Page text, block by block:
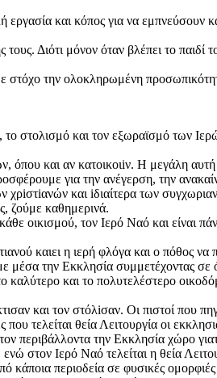
και κόπος για να εμπνεύσουν
Διότι μόνον όταν βλέπει το παιδί
στόχο την ολοκληρωμένη
το στολισμό και τον εξωραϊσμό των
και αν κατοικοιiν. Η μεγάλη
για την ανέγερση, την
και iδιαίτερα των
ζούμε καθημερινά.
οικισμού, τον Ιερό Ναό και είναι
καιει η ιερή φλόγα και o πόθος
την Εκκλησία συμμετέχοντας σε
και το πολυτελέστερο
και τον στόλiσαν. Οι πιστοί που
τελείται θεία Λειτουργία οι
περιβάλλοντα την Εκκλησία χώρο
στον Ιερό Ναό τελείται η θεία
κάποια περιοδεία σε φυσικές